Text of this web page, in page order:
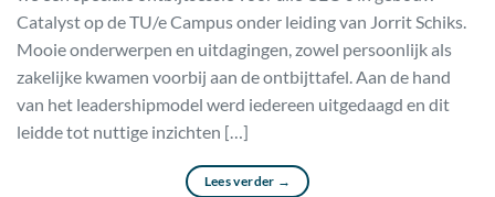
Catalyst op de TU/e Campus onder leiding van Jorrit Schiks.
Mooie onderwerpen en uitdagingen, zowel persoonlijk als
zakelijke kwamen voorbij aan de ontbijttafel. Aan de hand
van het leadershipmodel werd iedereen uitgedaagd en dit
leidde tot nuttige inzichten […]
Lees verder →